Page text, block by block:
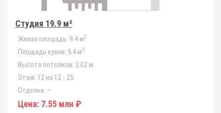
Студия 19.9 м²
Жилая площадь: 9.4 м2
Площадь кухни: 5.4 м2
Высота потолков: 2.62 м
Этаж: 12 из 12 - 25
Отделка: —
Цена: 7.55 млн ₽